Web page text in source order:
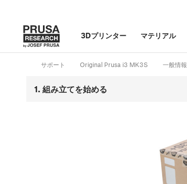
3Dプリンター マテリアル
サポート Original Prusa i3 MK3S 一般情報
1. 組み立てを始める